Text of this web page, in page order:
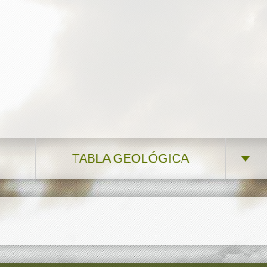
TABLA GEOLÓGICA